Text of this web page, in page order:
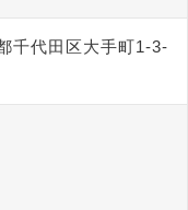
千代田区大手町1-3-